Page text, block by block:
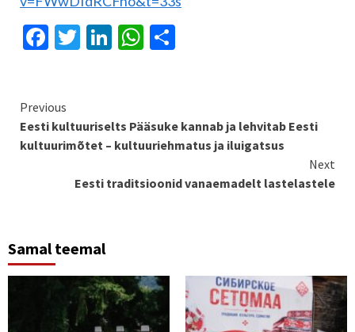
Facebook
Twitter
LinkedIn
WhatsApp
Continue
Reading
Previous
Eesti kultuuriselts Pääsuke kannab ja lehvitab Eesti
kultuurimõtet – kultuuriehmatus ja iluigatsus
Next
Eesti traditsioonid vanaemadelt lastelastele
Samal teemal